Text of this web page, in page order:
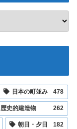
日本の町並み 478
歴史的建造物 262
朝日・夕日 182